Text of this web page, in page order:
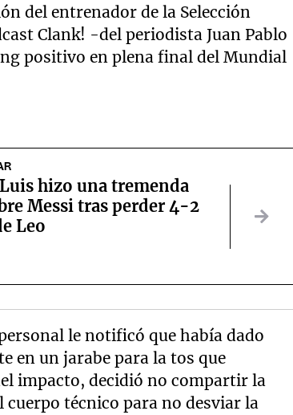
del entrenador de la Selección
Clank! -del periodista Juan Pablo
positivo en plena final del Mundial
hizo una tremenda
Messi tras perder 4-2
Leo
le notificó que había dado
en un jarabe para la tos que
impacto, decidió no compartir la
técnico para no desviar la